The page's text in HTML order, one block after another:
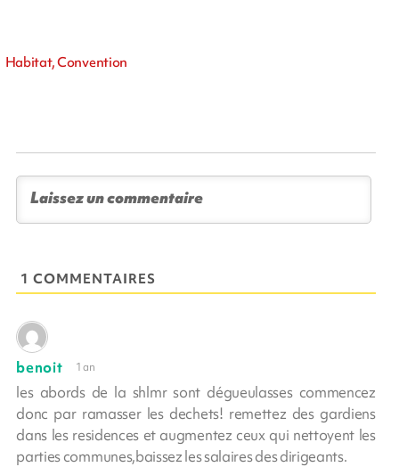
Habitat, Convention
1 COMMENTAIRES
benoit 1 an
les abords de la shlmr sont dégueulasses commencez
donc par ramasser les dechets! remettez des gardiens
dans les residences et augmentez ceux qui nettoyent les
parties communes,baissez les salaires des dirigeants.